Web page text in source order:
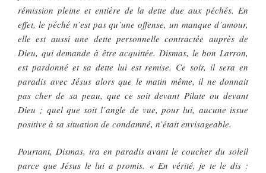
rémission pleine et entière de la dette due aux péchés. En
effet, le péché n’est pas qu’une offense, un manque d’amour,
elle est aussi une dette personnelle contractée auprès de
Dieu, qui demande à être acquittée. Dismas, le bon Larron,
est pardonné et sa dette lui est remise. Ce soir, il sera en
paradis avec Jésus alors que le matin même, il ne donnait
pas cher de sa peau, que ce soit devant Pilate ou devant
Dieu ; quel que soit l’angle de vue, pour lui, aucune issue
positive à sa situation de condamné, n’était envisageable.
Pourtant, Dismas, ira en paradis avant le coucher du soleil
parce que Jésus le lui a promis. « En vérité, je te le dis :